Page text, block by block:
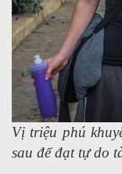
Vị triệu phú
sau để đạt tự do